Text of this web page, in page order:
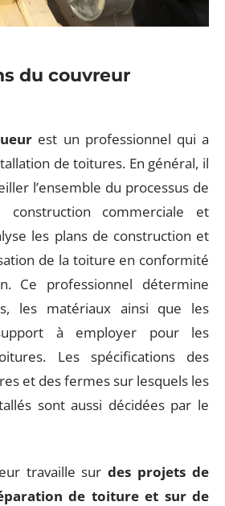
du couvreur
est un professionnel qui a
de toitures. En général, il
l’ensemble du processus de
commerciale et
les plans de construction et
de la toiture en conformité
Ce professionnel détermine
les matériaux ainsi que les
à employer pour les
Les spécifications des
et des fermes sur lesquels les
sont aussi décidées par le
travaille surdes projets de
de toiture et sur de